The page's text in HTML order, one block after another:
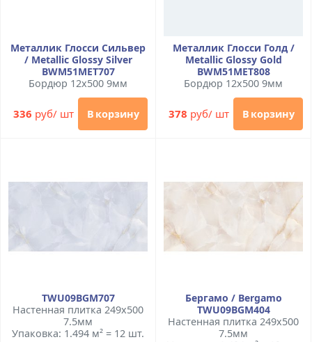
Металлик Глосси Сильвер
/ Metallic Glossy Silver
BWM51MET707
Бордюр 12x500 9мм
336 руб/ шт В корзину
Металлик Глосси Голд /
Metallic Glossy Gold
BWM51MET808
Бордюр 12x500 9мм
378 руб/ шт В корзину
TWU09BGM707
Настенная плитка 249x500
7.5мм
Упаковка: 1.494 м² = 12 шт.
Бергамо / Bergamo
TWU09BGM404
Настенная плитка 249x500
7.5мм